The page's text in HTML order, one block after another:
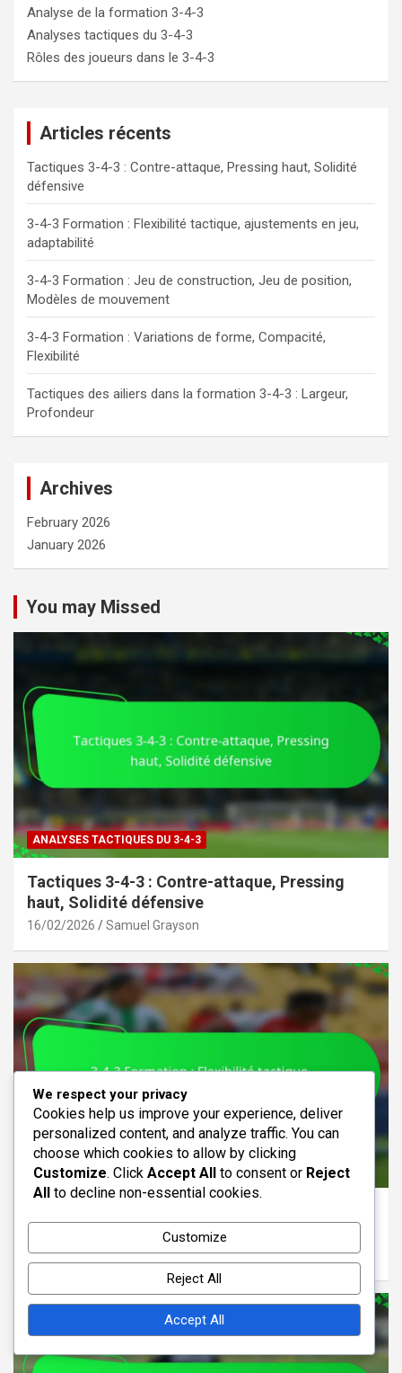
Analyse de la formation 3-4-3
Analyses tactiques du 3-4-3
Rôles des joueurs dans le 3-4-3
Articles récents
Tactiques 3-4-3 : Contre-attaque, Pressing haut, Solidité
défensive
3-4-3 Formation : Flexibilité tactique, ajustements en jeu,
adaptabilité
3-4-3 Formation : Jeu de construction, Jeu de position,
Modèles de mouvement
3-4-3 Formation : Variations de forme, Compacité,
Flexibilité
Tactiques des ailiers dans la formation 3-4-3 : Largeur,
Profondeur
Archives
February 2026
January 2026
You may Missed
ANALYSES TACTIQUES DU 3-4-3
Tactiques 3-4-3 : Contre-attaque, Pressing
haut, Solidité défensive
16/02/2026 Samuel Grayson
ANALYSE DE LA FORMATION 3-4-3
ajustements en jeu, adaptabilité
16/02/2026 Samuel Grayson
We respect your privacy
Cookies help us improve your experience, deliver
personalized content, and analyze traffic. You can
choose which cookies to allow by clicking
Customize. Click Accept All to consent or Reject
All to decline non-essential cookies.
Customize
Reject All
Accept All